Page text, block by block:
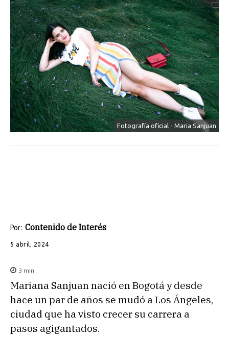
Fotografía oficial - Maria Sanjuan
Por: Contenido de Interés
5 abril, 2024
3 min.
Mariana Sanjuan nació en Bogotá y desde
hace un par de años se mudó a Los Ángeles,
ciudad que ha visto crecer su carrera a
pasos agigantados.